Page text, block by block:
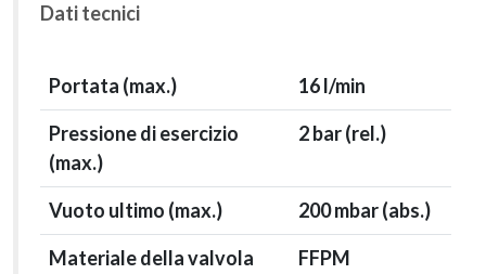
Dati tecnici
Portata (max.)
16 l/min
Pressione di esercizio
(max.)
2bar (rel.)
Vuoto ultimo (max.) 200mbar (abs.)
Materiale della valvola
FFPM